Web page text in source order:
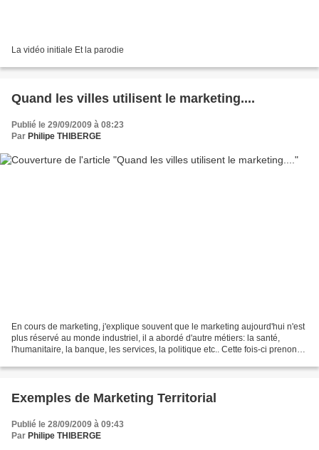
La vidéo initiale Et la parodie
Quand les villes utilisent le marketing....
Publié le 29/09/2009 à 08:23
Par Philipe THIBERGE
En cours de marketing, j'explique souvent que le marketing aujourd'hui n'est
plus réservé au monde industriel, il a abordé d'autre métiers: la santé,
l'humanitaire, la banque, les services, la politique etc.. Cette fois-ci prenons
Exemples de Marketing Territorial
Publié le 28/09/2009 à 09:43
Par Philipe THIBERGE